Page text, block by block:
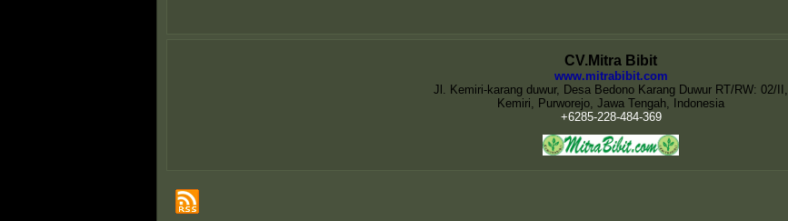
CV.Mitra Bibit
www.mitrabibit.com
Jl. Kemiri-karang duwur, Desa Bedono Karang Duwur RT/RW: 02/II,
Kemiri, Purworejo, Jawa Tengah, Indonesia
+6285-228-484-369